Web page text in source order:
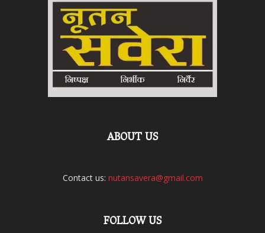
ABOUT US
Contact us: nutansavera@gmail.com
FOLLOW US